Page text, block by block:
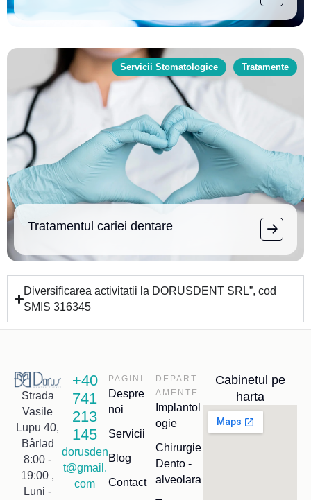
Servicii Stomatologice Tratamente
Tratamentul cariei dentare
Diversificarea activitatii la DORUSDENT SRL”, cod
SMIS 316345
Strada
Vasile
Lupu 40,
Bârlad
8:00 -
19:00 ,
Luni -
+40
741
213
145
dorusden
t@gmail.
com
PAGINI
Despre
noi
Servicii
Blog
Contact
DEPART
AMENTE
Implantol
ogie
Chirurgie
Dento -
alveolara
Cabinetul pe
harta